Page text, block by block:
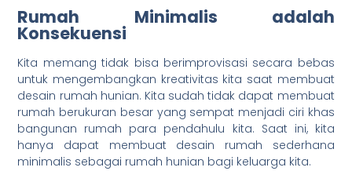
Rumah Minimalis adalah
Konsekuensi
Kita memang tidak bisa berimprovisasi secara bebas
untuk mengembangkan kreativitas kita saat membuat
desain rumah hunian. Kita sudah tidak dapat membuat
rumah berukuran besar yang sempat menjadi ciri khas
bangunan rumah para pendahulu kita. Saat ini, kita
hanya dapat membuat desain rumah sederhana
minimalis sebagai rumah hunian bagi keluarga kita.